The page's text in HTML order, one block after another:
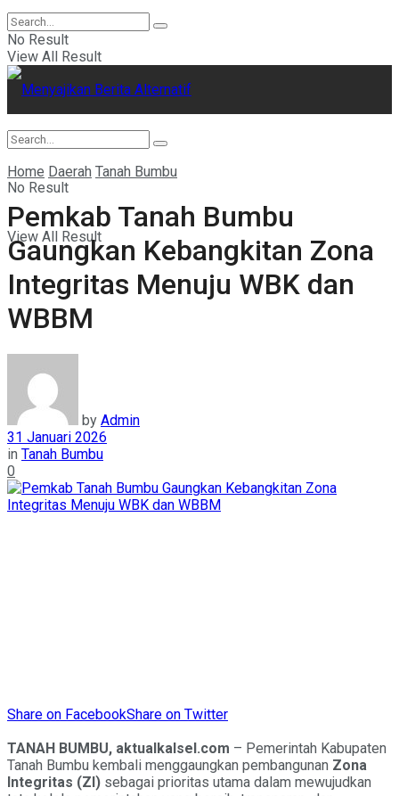
No Result
View All Result
No Result
View All Result
Home Daerah Tanah Bumbu
Pemkab Tanah Bumbu
Gaungkan Kebangkitan Zona
Integritas Menuju WBK dan
WBBM
by Admin
31 Januari 2026
in Tanah Bumbu
0
Share on FacebookShare on Twitter
TANAH BUMBU, aktualkalsel.com – Pemerintah Kabupaten
Tanah Bumbu kembali menggaungkan pembangunan Zona
Integritas (ZI) sebagai prioritas utama dalam mewujudkan